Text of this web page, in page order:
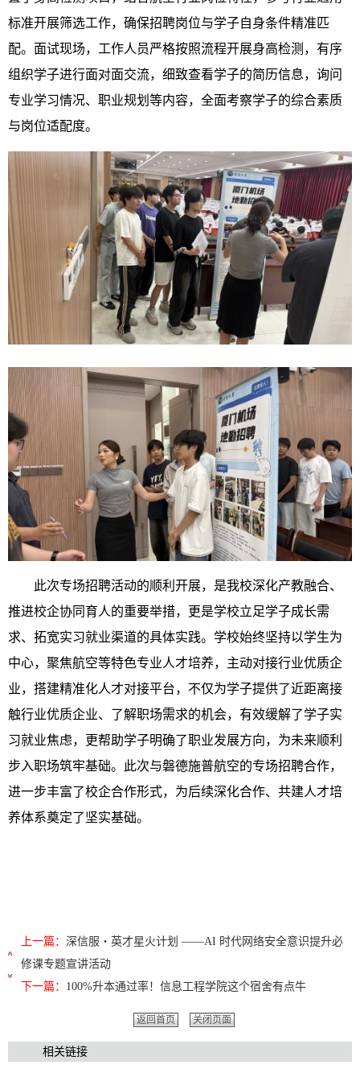
标准开展筛选工作，确保招聘岗位与学子自身条件精准匹
配。面试现场，工作人员严格按照流程开展身高检测，有序
组织学子进行面对面交流，细致查看学子的简历信息，询问
专业学习情况、职业规划等内容，全面考察学子的综合素质
与岗位适配度。
此次专场招聘活动的顺利开展，是我校深化产教融合、
推进校企协同育人的重要举措，更是学校立足学子成长需
求、拓宽实习就业渠道的具体实践。学校始终坚持以学生为
中心，聚焦航空等特色专业人才培养，主动对接行业优质企
业，搭建精准化人才对接平台，不仅为学子提供了近距离接
触行业优质企业、了解职场需求的机会，有效缓解了学子实
习就业焦虑，更帮助学子明确了职业发展方向，为未来顺利
步入职场筑牢基础。此次与磐德施普航空的专场招聘合作，
进一步丰富了校企合作形式，为后续深化合作、共建人才培
养体系奠定了坚实基础。
上一篇： 深信服・英才星火计划 ——AI 时代网络安全意识提升必
修课专题宣讲活动
下一篇： 100%升本通过率！信息工程学院这个宿舍有点牛
返回首页 关闭页面
相关链接